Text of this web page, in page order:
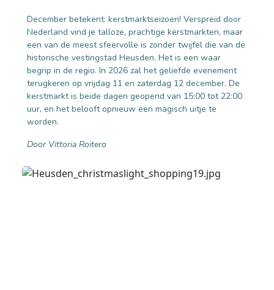
December betekent: kerstmarktseizoen! Verspreid door
Nederland vind je talloze, prachtige kerstmarkten, maar
een van de meest sfeervolle is zonder twijfel die van de
historische vestingstad Heusden. Het is een waar
begrip in de regio. In 2026 zal het geliefde evenement
terugkeren op vrijdag 11 en zaterdag 12 december. De
kerstmarkt is beide dagen geopend van 15:00 tot 22:00
uur, en het belooft opnieuw een magisch uitje te
worden.
Door Vittoria Roitero